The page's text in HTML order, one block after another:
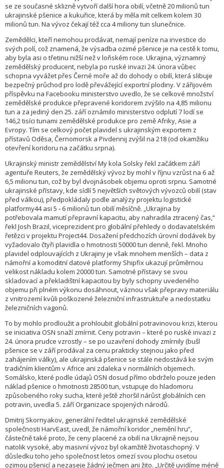
se ze současné sklizně vytvoří další hora obilí, včetně 20 milionů tun
ukrajinské pšenice a kukuřice, která by měla mít celkem kolem 30
milionů tun. Na vývoz čekají též cca 4 miliony tun slunečnice.
Zemědělci, kteří nemohou prodávat, nemají peníze na investice do
svých polí, což znamená, že výsadba ozimé pšenice je na cestě k tomu,
aby byla asi o třetinu nižší než v loňském roce. Ukrajina, významný
zemědělský producent, nebyla po ruské invazi 24. února vůbec
schopna vyvážet přes Černé moře až do dohody o obilí, která slibuje
bezpečný průchod pro lodě převážející exportní plodiny. V zářijovém
příspěvku na Facebooku ministerstvo uvedlo, že se celkové množství
zemědělské produkce přepravené koridorem zvýšilo na 4,85 milionu
tun a za jediný den 25. září oznámilo ministerstvo odplutí 7 lodí se
146,2 tisíci tunami zemědělské produkce pro země Afriky, Asie a
Evropy. Tím se celkový počet plavidel s ukrajinským exportem z
přístavů Oděsa, Černomorsk a Pivdennij zvýšil na 218 (od okamžiku
otevření koridoru na začátku srpna).
Ukrajinský ministr zemědělství My kola Solsky řekl začátkem září
agentuře Reuters, že zemědělský vývoz by mohl v říjnu vzrůst na 6 až
6,5 milionu tun, což by byl dvojnásobek objemu oproti srpnu. Samotné
ukrajinské přístavy, kde sídlí 5 největších světových vývozců obilí (stav
před válkou), předpokládaly podle analýzy projektu logistické
platformy44 asi 5 ‑ 6 milionů tun obilí měsíčně. „Ukrajina by
potřebovala mamutí přepravní kapacitu, aby nahradila ztracený čas,“
řekl Josh Brazil, viceprezident pro globální přehledy o dodavatelském
řetězci v projektu Project44. Dosažení předchozích úrovní dodávek by
vyžadovalo čtyři plavidla o hmotnosti 50000 tun denně, řekl. Mnoho
plavidel odplouvajících z Ukrajiny je však mnohem menších – data z
námořní a komoditní datové platformy Shipfix ukazují průměrnou
velikost nákladu kolem 20000 tun. Samotné přístavy se svou
skladovací a překladištní kapacitou by byly schopny uvedeného
objemu při plném výkonu dosáhnout, váznou však přepravy materiálu
z vnitrozemí kvůli poškozené železniční infrastruktuře a nedostatku
železničních vagonů.
To by mohlo prodloužit a prohloubit globální potravinovou krizi, kterou
se iniciativa OSN snaží zmírnit. Ceny potravin – které po ruské invazi z
24. února prudce vzrostly – se po uzavření dohody zmírnily (bušl
pšenice se v září prodával za cenu prakticky stejnou jako před
zahájením války), ale ukrajinská pšenice se stále nedostává ke svým
tradičním klientům v Africe ani zdaleka v normálních objemech.
Somálsko, které podle údajů OSN dosud přímo obdrželo pouze jeden
náklad pšenice o hmotnosti 28500 tun, vstupuje do hladomoru
způsobeného roky sucha, které ještě zhoršil nárůst globálních cen
potravin, uvedla 5. září Organizace spojených národů.
Dmitrij Skornyakov, generální ředitel ukrajinské zemědělské
společnosti HarvEast, uvedl, že námořní koridor „nemění hru“,
částečně také proto, že ceny placené za obilí na Ukrajině nejsou
natolik vysoké, aby masivní vývoz byl okamžitě životaschopný. V
důsledku toho jeho společnost letos omezí svou plochu osetou
ozimou pšenicí a nezaseje žádný ječmen ani žito. „Určitě uvidíme méně